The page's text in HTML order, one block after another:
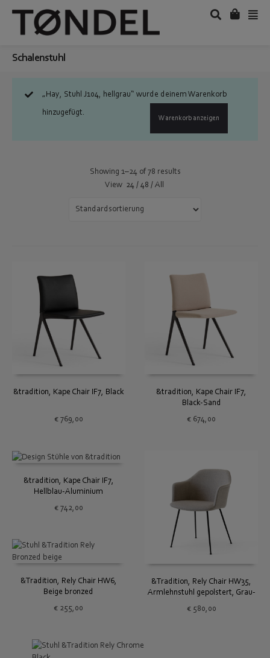
Schalenstuhl
„Hay, Stuhl J104, hellgrau“ wurde deinem Warenkorb
hinzugefügt.
Warenkorb anzeigen
Showing 1–24 of 78 results
View 24 / 48 / All
&tradition, Kape Chair IF7, Black
€769,00
&tradition, Kape Chair IF7,
Black-Sand
€ 674,00
&tradition, Kape Chair IF7,
Hellblau-Aluminium
€742,00
&Tradition, Rely Chair HW35,
Armlehnstuhl gepolstert, Grau-
€580,00
&Tradition, Rely Chair HW6,
Beige bronzed
€ 255,00